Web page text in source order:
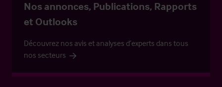
Nos annonces, Publications, Rapports
et Outlooks
Découvrez nos avis et analyses d’experts dans tous
nos secteurs